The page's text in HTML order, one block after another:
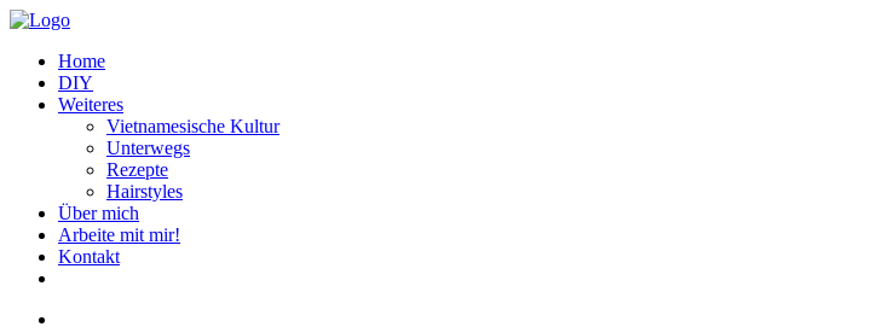
Home
DIY
Weiteres
Vietnamesische Kultur
Unterwegs
Rezepte
Hairstyles
Über mich
Arbeite mit mir!
Kontakt